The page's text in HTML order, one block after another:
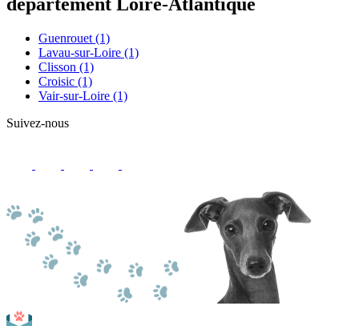
département Loire-Atlantique
Guenrouet (1)
Lavau-sur-Loire (1)
Clisson (1)
Croisic (1)
Vair-sur-Loire (1)
Suivez-nous